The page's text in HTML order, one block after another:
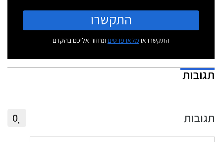
התקשרו
התקשרו או מלאו פרטים ונחזור אליכם בהקדם
תגובות
תגובות 0